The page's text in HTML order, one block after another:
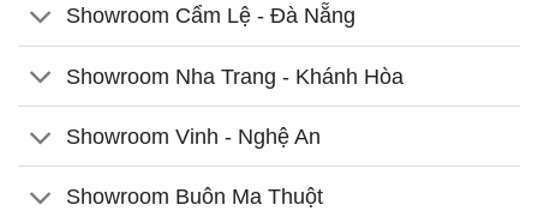
Showroom Cẩm Lệ - Đà Nẵng
Showroom Nha Trang - Khánh Hòa
Showroom Vinh - Nghệ An
Showroom Buôn Ma Thuột